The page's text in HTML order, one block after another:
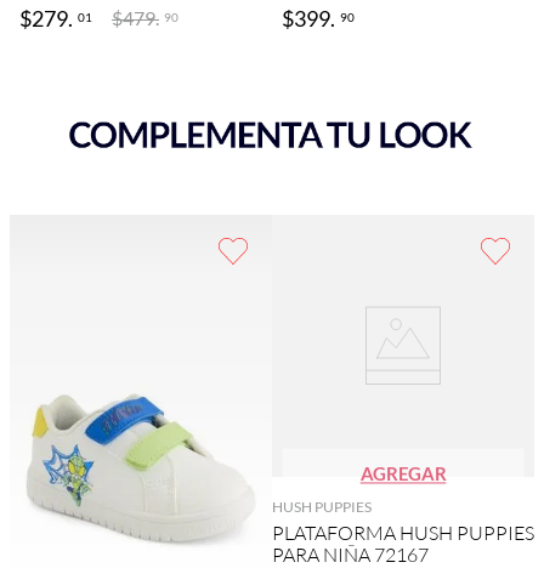
$279. 01 $479. 90 $399. 90
AGREGAR
HUSH PUPPIES
PLATAFORMA HUSH PUPPIES
PARA NIÑA 72167